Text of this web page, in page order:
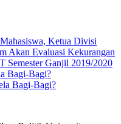
Ketua Divisi
Akan Evaluasi Kekurangan
Semester Ganjil 2019/2020
Bagi-Bagi?
Bagi-Bagi?